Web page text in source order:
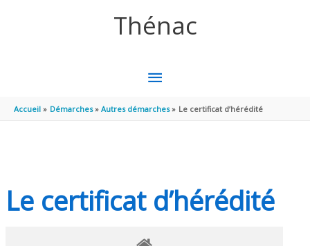
Thénac
MENU
PRINCIPAL
Accueil Démarches Autres démarches Le certificat d’hérédité
Le certificat d’hérédité